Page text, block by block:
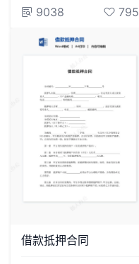
9038 795
借款抵押合同